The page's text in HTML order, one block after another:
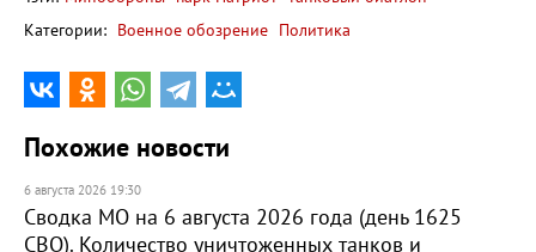
Категории: Военное обозрение Политика
Похожие новости
6 августа 2026 19:30
Сводка МО на 6 августа 2026 года (день 1625
СВО). Количество уничтоженных танков и